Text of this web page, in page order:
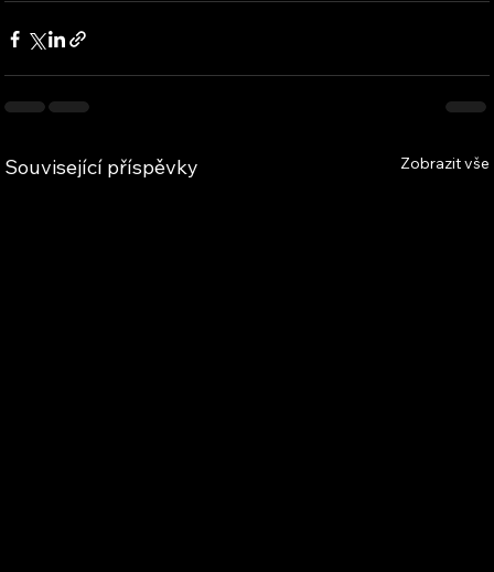
Související příspěvky Zobrazit vše